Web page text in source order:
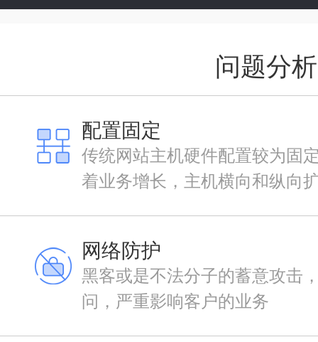
问题分析
配置固定
传统网站主机硬件配置较为固
着业务增长，主机横向和纵向
网络防护
黑客或是不法分子的蓄意攻击
问，严重影响客户的业务